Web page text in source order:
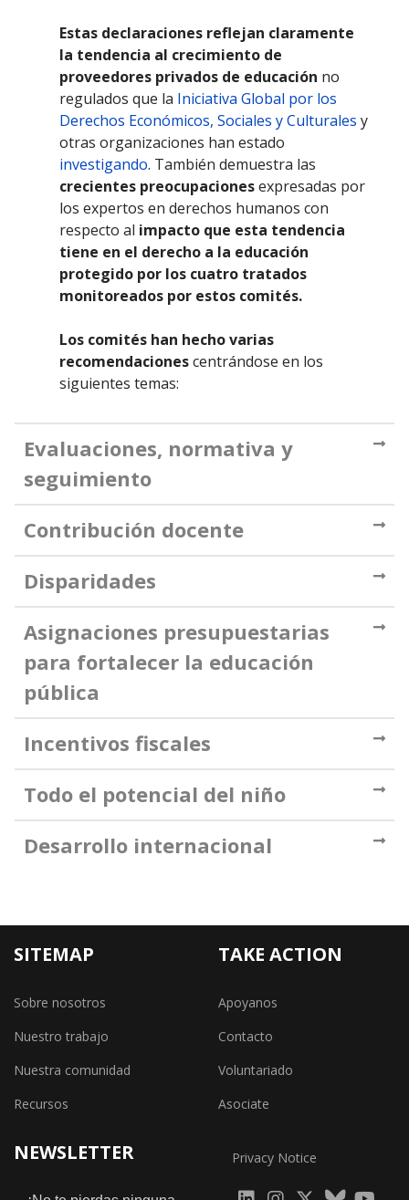
Estas declaraciones reflejan claramente
la tendencia al crecimiento de
proveedores privados de educación no
regulados que la Iniciativa Global por los
Derechos Económicos, Sociales y Culturales y
otras organizaciones han estado
investigando. También demuestra las
crecientes preocupacionesexpresadas por
los expertos en derechos humanos con
respecto al impacto que esta tendencia
tiene en el derecho a la educación
protegido por los cuatro tratados
monitoreados por estos comités.
Los comités han hecho varias
recomendacionescentrándose en los
siguientes temas:
Evaluaciones, normativa y
seguimiento
Contribución docente
Disparidades
Asignaciones presupuestarias
para fortalecer la educación
pública
Incentivos fiscales
Todo el potencial del niño
Desarrollo internacional
SITEMAP
Sobre nosotros
Nuestro trabajo
Nuestra comunidad
Recursos
TAKE ACTION
Apoyanos
Contacto
Voluntariado
Asociate
NEWSLETTER Privacy Notice